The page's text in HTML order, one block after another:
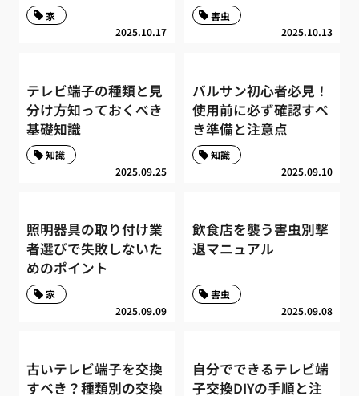
2025.10.17
家
2025.10.13
害虫
テレビ端子の種類と見
分け方知っておくべき
基礎知識
2025.09.25
知識
バルサン初心者必見！
使用前に必ず確認すべ
き準備と注意点
2025.09.10
知識
照明器具の取り付け業
者選びで失敗しないた
めのポイント
2025.09.09
家
飲食店を襲う害虫別撃
退マニュアル
2025.09.08
害虫
古いテレビ端子を交換
すべき？種類別の交換
自分でできるテレビ端
子交換DIYの手順と注